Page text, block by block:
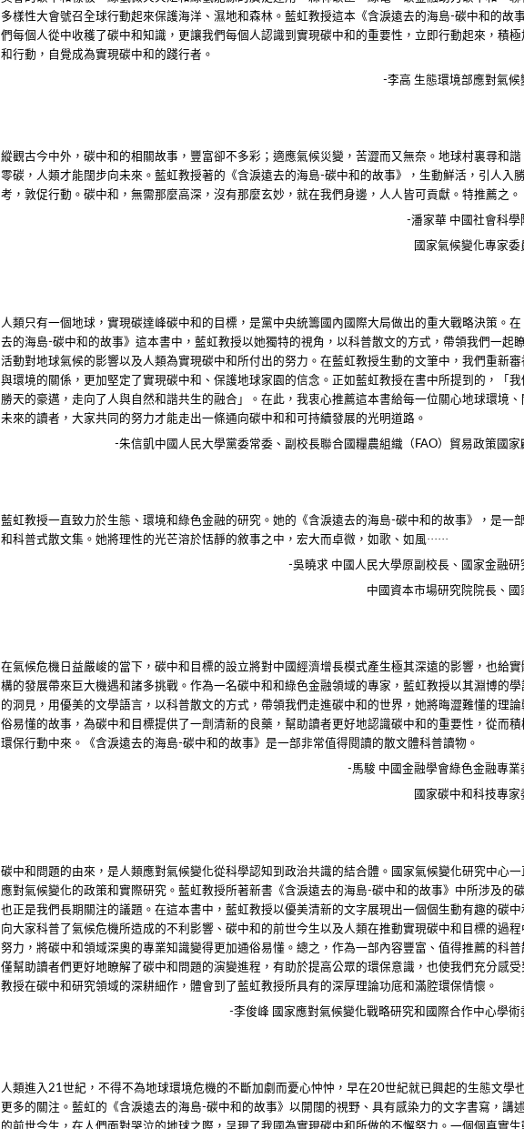
多樣性大會號召全球行動起來保護海洋、濕地和森林。藍虹教授這本《含淚遠去的海島-碳中和的故
們每個人從中收穫了碳中和知識，更讓我們每個人認識到實現碳中和的重要性，立即行動起來，積極
和行動，自覺成為實現碳中和的踐行者。
-李高 生態環境部應對氣候
縱觀古今中外，碳中和的相關故事，豐富卻不多彩；適應氣候災變，苦澀而又無奈。地球村裏尋和
零碳，人類才能闊步向未來。藍虹教授著的《含淚遠去的海島-碳中和的故事》，生動鮮活，引人入
考，敦促行動。碳中和，無需那麼高深，沒有那麼玄妙，就在我們身邊，人人皆可貢獻。特推薦之。
-潘家華 中國社會科學
國家氣候變化專家委
人類只有一個地球，實現碳達峰碳中和的目標，是黨中央統籌國內國際大局做出的重大戰略決策。在
去的海島-碳中和的故事》這本書中，藍虹教授以她獨特的視角，以科普散文的方式，帶領我們一起
活動對地球氣候的影響以及人類為實現碳中和所付出的努力。在藍虹教授生動的文筆中，我們重新
與環境的關係，更加堅定了實現碳中和、保護地球家園的信念。正如藍虹教授在書中所提到的，「我
勝天的豪邁，走向了人與自然和諧共生的融合」。在此，我衷心推薦這本書給每一位關心地球環境
未來的讀者，大家共同的努力才能走出一條通向碳中和和可持續發展的光明道路。
-朱信凱中國人民大學黨委常委、副校長聯合國糧農組織（ FAO）貿易政策國家
藍虹教授一直致力於生態、環境和綠色金融的研究。她的《含淚遠去的海島-碳中和的故事》，是一
和科普式散文集。她將理性的光芒溶於恬靜的敘事之中，宏大而卓微，如歌、如風······
-吳曉求 中國人民大學原副校長、國家金融研
中國資本市場研究院院長、國
在氣候危機日益嚴峻的當下，碳中和目標的設立將對中國經濟增長模式產生極其深遠的影響，也給實
構的發展帶來巨大機遇和諸多挑戰。作為一名碳中和和綠色金融領域的專家，藍虹教授以其淵博的學
的洞見，用優美的文學語言，以科普散文的方式，帶領我們走進碳中和的世界，她將晦澀難懂的理論
俗易懂的故事，為碳中和目標提供了一劑清新的良藥，幫助讀者更好地認識碳中和的重要性，從而積
環保行動中來。《含淚遠去的海島-碳中和的故事》是一部非常值得閱讀的散文體科普讀物。
-馬駿 中國金融學會綠色金融專業
國家碳中和科技專家
碳中和問題的由來，是人類應對氣候變化從科學認知到政治共識的結合體。國家氣候變化研究中心
應對氣候變化的政策和實際研究。藍虹教授所著新書《含淚遠去的海島-碳中和的故事》中所涉及的
也正是我們長期關注的議題。在這本書中，藍虹教授以優美清新的文字展現出一個個生動有趣的碳中
向大家科普了氣候危機所造成的不利影響、碳中和的前世今生以及人類在推動實現碳中和目標的過程
努力，將碳中和領域深奧的專業知識變得更加通俗易懂。總之，作為一部內容豐富、值得推薦的科普
僅幫助讀者們更好地瞭解了碳中和問題的演變進程，有助於提高公眾的環保意識，也使我們充分感受
教授在碳中和研究領域的深耕細作，體會到了藍虹教授所具有的深厚理論功底和滿腔環保情懷。
-李俊峰 國家應對氣候變化戰略研究和國際合作中心學術
人類進入 21世紀，不得不為地球環境危機的不斷加劇而憂心忡忡，早在20世紀就已興起的生態文學
更多的關注。藍虹的《含淚遠去的海島-碳中和的故事》以開闊的視野、具有感染力的文字書寫，講
的前世今生，在人們面對哭泣的地球之際，呈現了我國為實現碳中和所做的不懈努力。一個個真實生